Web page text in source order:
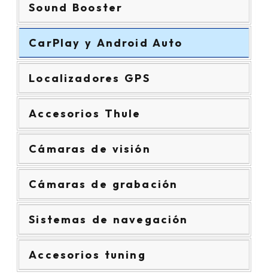
Sound Booster
CarPlay y Android Auto
Localizadores GPS
Accesorios Thule
Cámaras de visión
Cámaras de grabación
Sistemas de navegación
Accesorios tuning